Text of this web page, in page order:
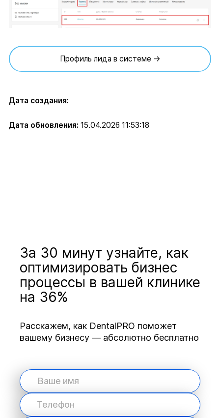
Профиль лида в системе →
Дата создания:
Дата обновления: 15.04.2026 11:53:18
За 30 минут узнайте, как
оптимизировать бизнес
процессы в вашей клинике
на 36%
Расскажем, как DentalPRO поможет
вашему бизнесу — абсолютно бесплатно